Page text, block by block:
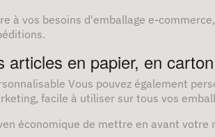
à vos besoins d'emballage e-
articles en papier, en
Vous pouvez également
facile à utiliser sur tous vos
économique de mettre en avant